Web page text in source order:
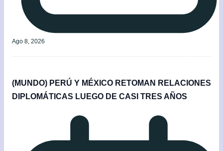
Ago 8, 2026
(MUNDO) PERÚ Y MÉXICO RETOMAN RELACIONES
DIPLOMÁTICAS LUEGO DE CASI TRES AÑOS